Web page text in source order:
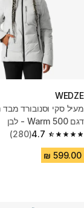
WEDZE
מעיל סקי וסנובורד מבד
דגם 500 Warm - לבן
4.7
4.7 out of 5 stars from 280 reviews
(280)